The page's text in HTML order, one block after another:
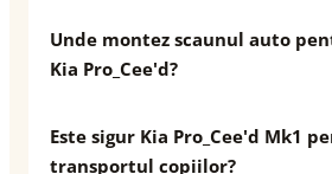
Unde montez scaunul auto
Kia Pro_Cee'd?
Este sigur Kia Pro_Cee'd Mk1
transportul copiilor?